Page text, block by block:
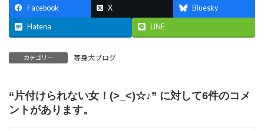
Facebook X Bluesky
Hatena LINE
カテゴリー 等身大ブログ
“ 片付けられない女！(>_<)☆♪” に対して6件のコメ
ントがあります。